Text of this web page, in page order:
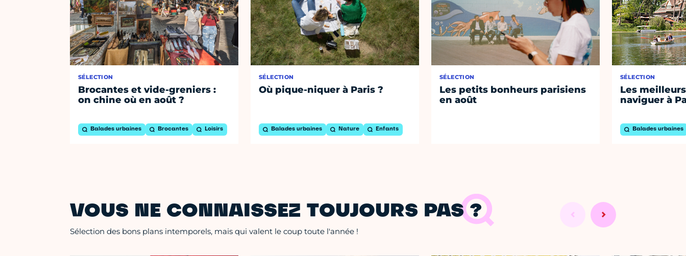
SÉLECTION
Brocantes et vide-greniers :
on chine où en août ?
Balades urbaines Brocantes Loisirs
SÉLECTION
Où pique-niquer à Paris ?
Balades urbaines Nature Enfants
SÉLECTION
Les petits bonheurs parisiens
en août
SÉLECTION
Les
naviguer à
Balades urbaines
VOUS NE CONNAISSEZ TOUJOURS PAS ?
Sélection des bons plans intemporels, mais qui valent le coup toute l'année !